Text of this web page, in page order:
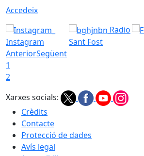
Accedeix
Instagram
Radio
Sant Fost
AnteriorSegüent
1
2
Xarxes socials:
Crèdits
Contacte
Protecció de dades
Avís legal